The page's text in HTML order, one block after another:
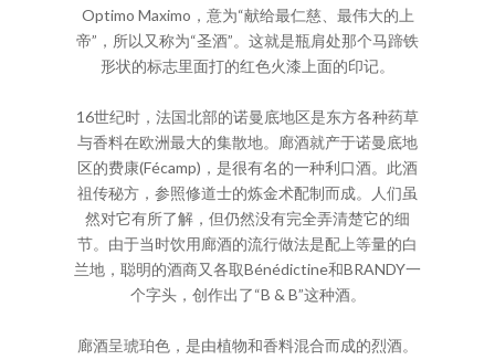
Optimo Maximo，意为“献给最仁慈、最伟大的上
帝”，所以又称为“圣酒”。这就是瓶肩处那个马蹄铁
形状的标志里面打的红色火漆上面的印记。
16世纪时，法国北部的诺曼底地区是东方各种药草
与香料在欧洲最大的集散地。廊酒就产于诺曼底地
区的费康(Fécamp)，是很有名的一种利口酒。此酒
祖传秘方，参照修道士的炼金术配制而成。人们虽
然对它有所了解，但仍然没有完全弄清楚它的细
节。由于当时饮用廊酒的流行做法是配上等量的白
兰地，聪明的酒商又各取Bénédictine和BRANDY一
个字头，创作出了“B & B”这种酒。
廊酒呈琥珀色，是由植物和香料混合而成的烈酒。